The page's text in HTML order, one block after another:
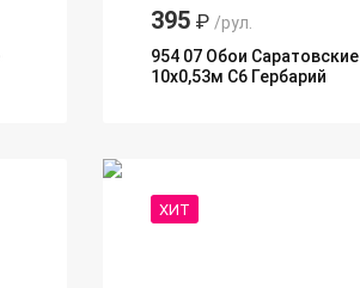
395 ₽ /рул.
954 07 Обои Саратовские
10х0,53м С6 Гербарий
ХИТ